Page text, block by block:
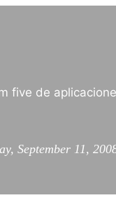
five de
September 11,